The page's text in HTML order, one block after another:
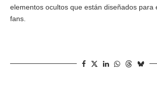
elementos ocultos que están diseñados para
fans.